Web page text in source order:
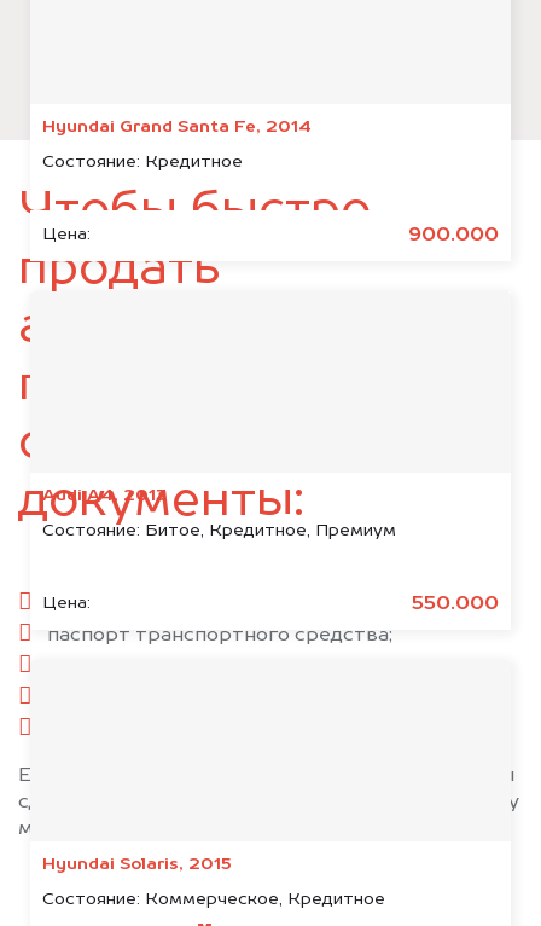
Hyundai Grand Santa Fe, 2014
Состояние: Кредитное
Цена: 900.000
Audi A4, 2013
Состояние: Битое, Кредитное, Премиум
Цена: 550.000
Hyundai Solaris, 2015
Состояние: Коммерческое, Кредитное
Чтобы быстро
продать
автомобиль,
подготовьте
следующие
документы:
паспорт гражданина РФ;
паспорт транспортного средства;
Если у вас нет всех документов, то наши юристы
сделают всё возможное, чтобы оформить сделку
максимально быстро!